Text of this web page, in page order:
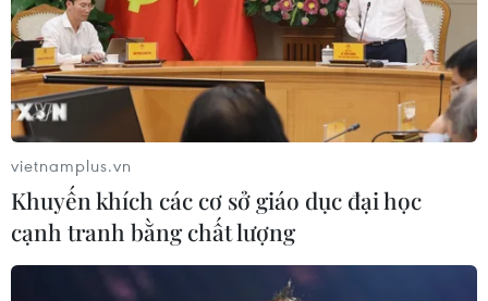
TIN CÙNG CHUYÊN MỤC
Nước thải từ máy bay có thể giúp
phát hiện sớm nguy cơ đại dịch
vietnamplus.vn
Khuyến khích các cơ sở giáo dục đại học
cạnh tranh bằng chất lượng